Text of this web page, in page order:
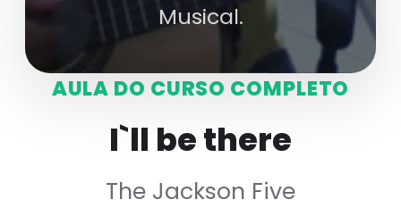
Musical.
AULA DO CURSO COMPLETO
I`ll be there
The Jackson Five